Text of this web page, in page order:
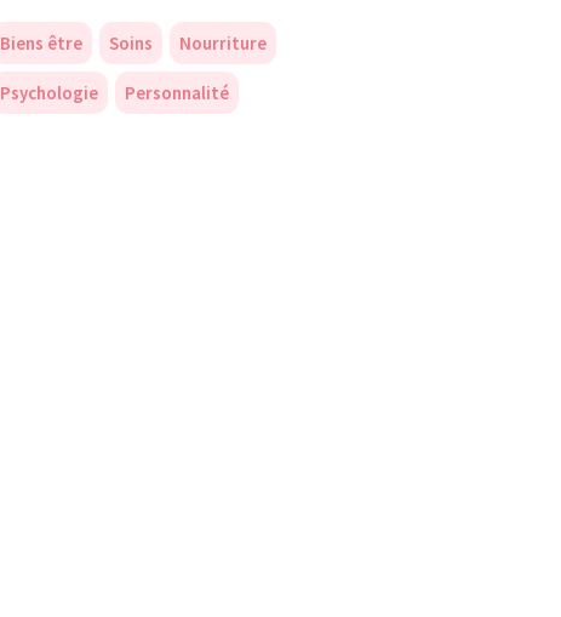
Biens être Soins Nourriture
Psychologie Personnalité